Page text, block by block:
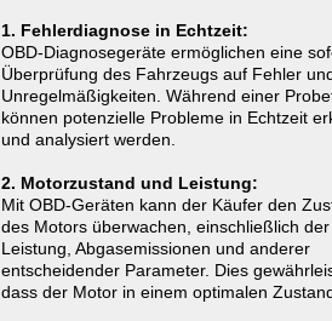
1. Fehlerdiagnose in Echtzeit:
OBD-Diagnosegeräte ermöglichen eine
Überprüfung des Fahrzeugs auf Fehler
Unregelmäßigkeiten. Während einer
können potenzielle Probleme in Echtzeit
und analysiert werden.
2. Motorzustand und Leistung:
Mit OBD-Geräten kann der Käufer den
des Motors überwachen, einschließlich der
Leistung, Abgasemissionen und anderer
entscheidender Parameter. Dies
dass der Motor in einem optimalen